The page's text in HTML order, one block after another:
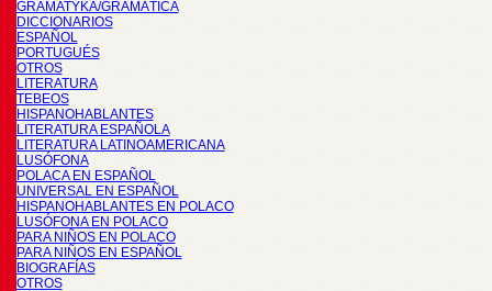
GRAMATYKA/GRAMÁTICA
DICCIONARIOS
ESPAÑOL
PORTUGUÉS
OTROS
LITERATURA
TEBEOS
HISPANOHABLANTES
LITERATURA ESPAÑOLA
LITERATURA LATINOAMERICANA
LUSÓFONA
POLACA EN ESPAÑOL
UNIVERSAL EN ESPAÑOL
HISPANOHABLANTES EN POLACO
LUSÓFONA EN POLACO
PARA NIÑOS EN POLACO
PARA NIÑOS EN ESPAÑOL
BIOGRAFÍAS
OTROS